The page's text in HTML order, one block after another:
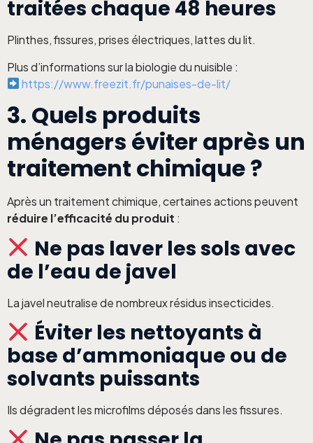
traitées chaque 48 heures
Plinthes, fissures, prises électriques, lattes du lit.
Plus d’informations sur la biologie du nuisible :
https://www.freezit.fr/punaises-de-lit/
3. Quels produits
ménagers éviter après un
traitement chimique ?
Après un traitement chimique, certaines actions peuvent
réduire l’efficacité du produit :
Ne pas laver les sols avec
de l’eau de javel
La javel neutralise de nombreux résidus insecticides.
Éviter les nettoyants à
base d’ammoniaque ou de
solvants puissants
Ils dégradent les microfilms déposés dans les fissures.